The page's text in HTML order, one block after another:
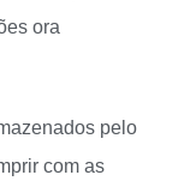
ora
pelo
com as